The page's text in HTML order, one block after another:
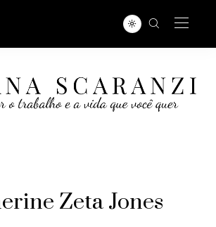
Zeta Jones